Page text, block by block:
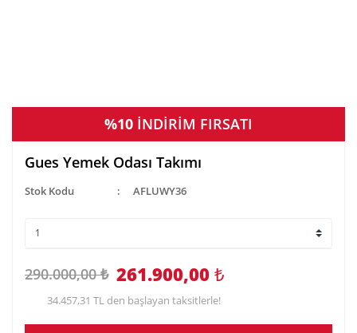
%10 İNDİRİM FIRSATI
Gues Yemek Odası Takımı
Stok Kodu AFLUWY36
290.000,00 ₺ 261.900,00 ₺
34.457,31 TL den başlayan taksitlerle!